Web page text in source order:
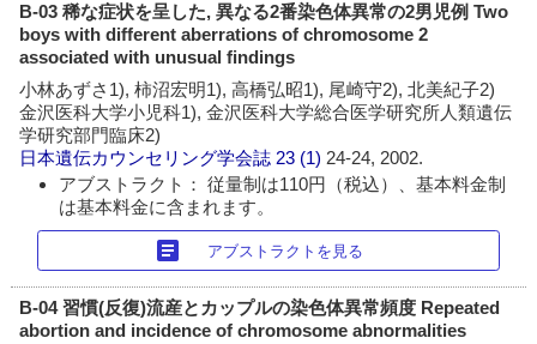
B-03 稀な症状を呈した, 異なる2番染色体異常の2男児例 Two
boys with different aberrations of chromosome 2
associated with unusual findings
小林あずさ1), 柿沼宏明1), 高橋弘昭1), 尾崎守2), 北美紀子2)
金沢医科大学小児科1), 金沢医科大学総合医学研究所人類遺伝
学研究部門臨床2)
日本遺伝カウンセリング学会誌 23 (1) 24-24, 2002.
アブストラクト： 従量制は110円（税込）、基本料金制
は基本料金に含まれます。
article アブストラクトを見る
B-04 習慣(反復)流産とカップルの染色体異常頻度 Repeated
abortion and incidence of chromosome abnormalities